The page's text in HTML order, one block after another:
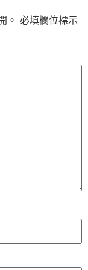
。 必填欄位標示